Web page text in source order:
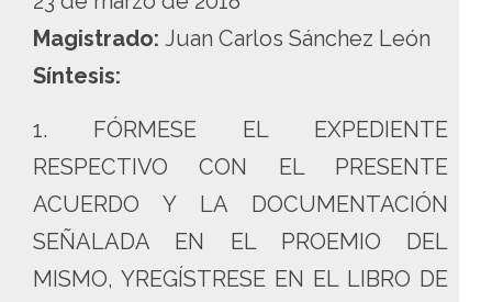
Magistrado: Juan Carlos Sánchez León
Síntesis:
1. FÓRMESE EL EXPEDIENTE
RESPECTIVO CON EL PRESENTE
ACUERDO Y LA DOCUMENTACIÓN
SEÑALADA EN EL PROEMIO DEL
MISMO, YREGÍSTRESE EN EL LIBRO DE